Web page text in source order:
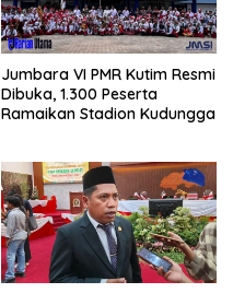
Jumbara VI PMR Kutim Resmi
Dibuka, 1.300 Peserta
Ramaikan Stadion Kudungga